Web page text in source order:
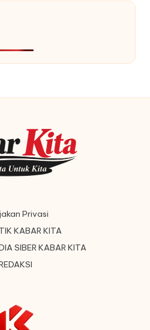
Privasi
KABAR KITA
SIBER KABAR KITA